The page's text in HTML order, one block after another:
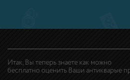
Итак, Вы теперь знаете как можно
бесплатно оценить Ваши антикварые